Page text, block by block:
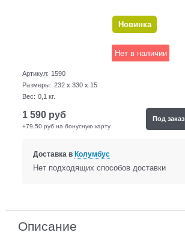
Новинка
Нет в наличии
Артикул: 1590
Размеры: 232 x 330 x 15
Вес: 0,1 кг.
1 590 руб
+79,50 руб на бонусную карту
Под заказ
Доставка в Колумбус
Нет подходящих способов доставки
Описание